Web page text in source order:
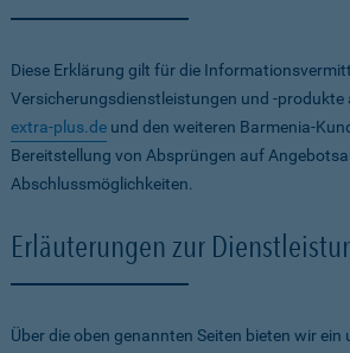
Diese Erklärung gilt für die
Versicherungsdienstleistungen und -produkte
extra-plus.de und den weiteren Barmenia-
Bereitstellung von Absprüngen auf
Abschlussmöglichkeiten.
Erläuterungen zur
Über die oben genannten Seiten bieten wir